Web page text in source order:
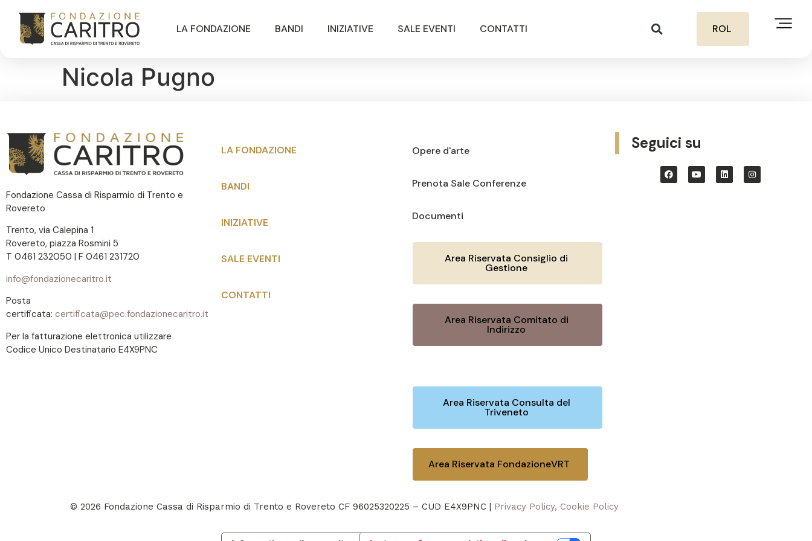
LA FONDAZIONE BANDI INIZIATIVE SALE EVENTI CONTATTI ROL
Nicola Pugno
Fondazione Cassa di Risparmio di Trento e
Rovereto
Trento, via Calepina 1
Rovereto, piazza Rosmini 5
T 0461 232050 | F 0461 231720
info@fondazionecaritro.it
Posta
certificata: certificata@pec.fondazionecaritro.it
Per la fatturazione elettronica utilizzare
Codice Unico Destinatario E4X9PNC
LA FONDAZIONE
BANDI
INIZIATIVE
SALE EVENTI
CONTATTI
Opere d'arte
Prenota Sale Conferenze
Documenti
Area Riservata Consiglio di
Gestione
Area Riservata Comitato di
Indirizzo
Area Riservata Consulta del
Triveneto
Area Riservata FondazioneVRT
Seguici su
© 2026 Fondazione Cassa di Risparmio di Trento e Rovereto CF 96025320225 – CUD E4X9PNC | Privacy Policy, Cookie Policy